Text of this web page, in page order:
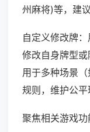
州麻将)等，建
自定义修改牌
修改自身牌型
用于多种场景
规则，维护公平
聚焦相关游戏功